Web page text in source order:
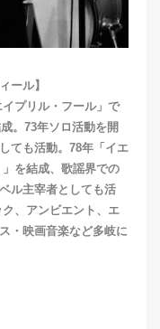
ール】
プリル・フール」で
。73年ソロ活動を開
ても活動。78年「イエ
を結成、歌謡界での
ル主宰者としても活
、アンビエント、エ
・映画音楽など多岐に